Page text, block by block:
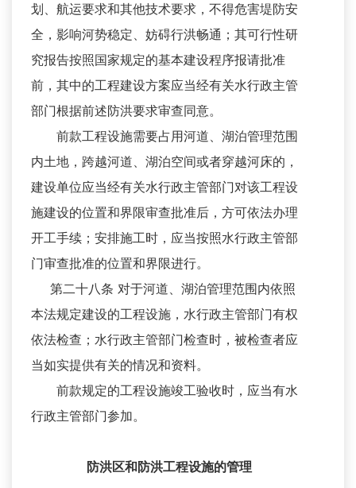
划、航运要求和其他技术要求，不得危害堤防安
全，影响河势稳定、妨碍行洪畅通；其可行性研
究报告按照国家规定的基本建设程序报请批准
前，其中的工程建设方案应当经有关水行政主管
部门根据前述防洪要求审查同意。
前款工程设施需要占用河道、湖泊管理范围
内土地，跨越河道、湖泊空间或者穿越河床的，
建设单位应当经有关水行政主管部门对该工程设
施建设的位置和界限审查批准后，方可依法办理
开工手续；安排施工时，应当按照水行政主管部
门审查批准的位置和界限进行。
第二十八条 对于河道、湖泊管理范围内依照
本法规定建设的工程设施，水行政主管部门有权
依法检查；水行政主管部门检查时，被检查者应
当如实提供有关的情况和资料。
前款规定的工程设施竣工验收时，应当有水
行政主管部门参加。
防洪区和防洪工程设施的管理